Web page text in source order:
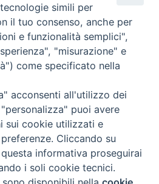
simili per
il tuo consenso, anche per
e funzionalità semplici",
"misurazione" e
come specificato nella
acconsenti all'utilizzo dei
puoi avere
sui cookie utilizzati e
Cliccando su
informativa proseguirai
i soli cookie tecnici.